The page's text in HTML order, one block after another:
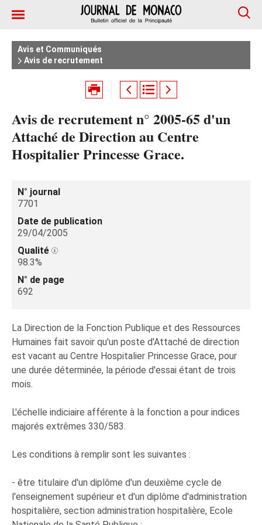
Avis et Communiqués
Avis de recrutement
Avis de recrutement n° 2005-65 d'un
Attaché de Direction au Centre
Hospitalier Princesse Grace.
N° journal
7701
Date de publication
29/04/2005
Qualité
98.3%
N° de page
692
La Direction de la Fonction Publique et des Ressources
Humaines fait savoir qu'un poste d'Attaché de direction
est vacant au Centre Hospitalier Princesse Grace, pour
une durée déterminée, la période d'essai étant de trois
mois.
L'échelle indiciaire afférente à la fonction a pour indices
majorés extrêmes 330/583.
Les conditions à remplir sont les suivantes :
- être titulaire d'un diplôme d'un deuxième cycle de
l'enseignement supérieur et d'un diplôme d'administration
hospitalière, section administration hospitalière, Ecole